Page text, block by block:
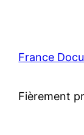
France Docu
Fièrement